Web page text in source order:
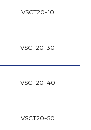
VSCT20-10
VSCT20-30
VSCT20-40
VSCT20-50